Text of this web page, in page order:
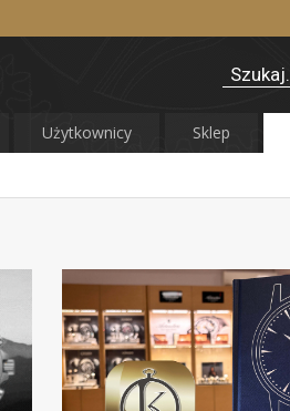
Użytkownicy Sklep